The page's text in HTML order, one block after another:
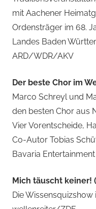
mit Aachener
Ordensträger im 68.
Landes Baden
ARD/WDR/AKV
Der beste Chor im
Marco Schreyl und
den besten Chor aus
Vier Vorentscheide,
Co-Autor Tobias
Bavaria
Mich täuscht keiner!
Die Wissensquizshow